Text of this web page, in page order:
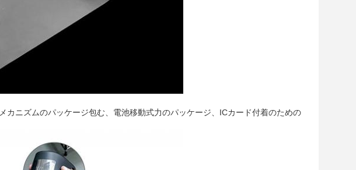
カニズムのパッケージ包む、電池移動式力のパッケージ、ICカード付着のための